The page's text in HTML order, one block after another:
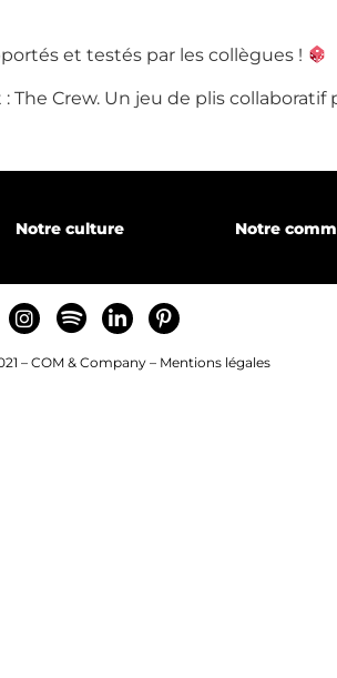
et testés par les collègues !
Crew. Un jeu de plis collaboratif
Notre culture Notre
– COM & Company – Mentions légales